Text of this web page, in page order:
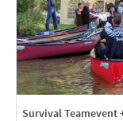
Survival Teamevent